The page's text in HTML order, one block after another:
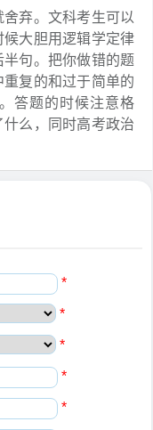
弃。文科考生可以
大胆用逻辑学定律
句。把你做错的题
复的和过于简单的
答题的时候注意格
么，同时高考政治
*
*
*
*
*